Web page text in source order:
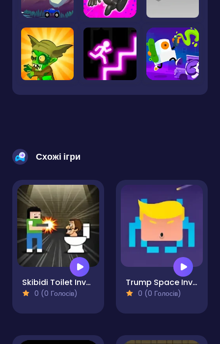
Схожі ігри
Skibidi Toilet Invasion
0 (0 Голосів)
Trump Space Invaders
0 (0 Голосів)